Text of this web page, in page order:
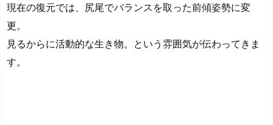
現在の復元では、尻尾でバランスを取った前傾姿勢に変
更。
見るからに活動的な生き物。という雰囲気が伝わってきま
す。